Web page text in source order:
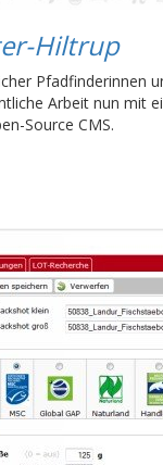
Hiltrup
Pfadfinderinnen
Arbeit nun mit
Source CMS.